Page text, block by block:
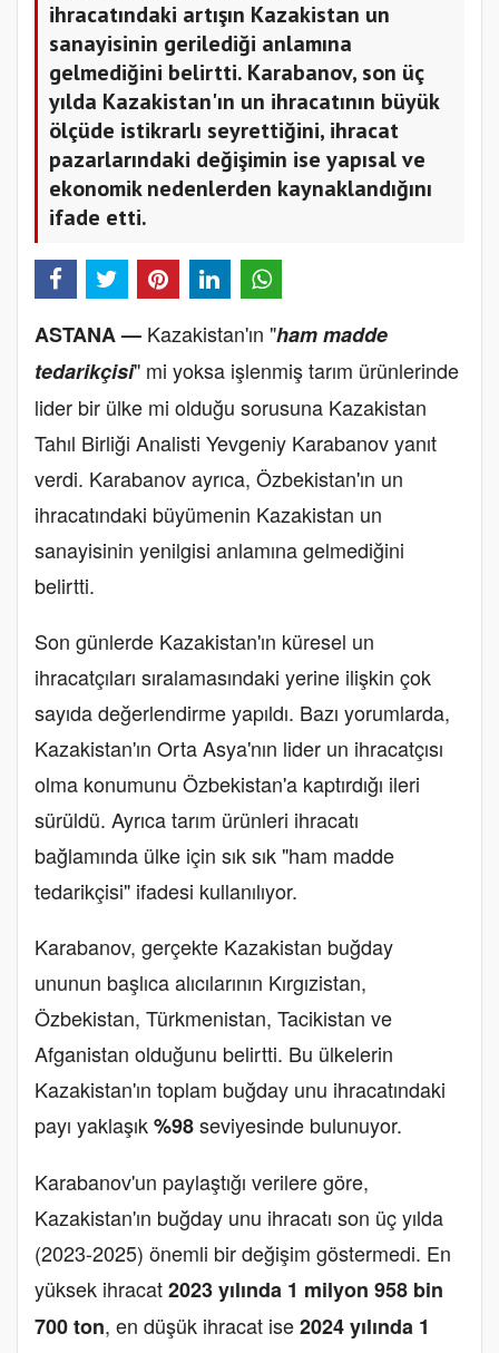
ihracatındaki artışın Kazakistan un
sanayisinin gerilediği anlamına
gelmediğini belirtti. Karabanov, son üç
yılda Kazakistan'ın un ihracatının büyük
ölçüde istikrarlı seyrettiğini, ihracat
pazarlarındaki değişimin ise yapısal ve
ekonomik nedenlerden kaynaklandığını
ifade etti.
ASTANA — Kazakistan'ın "ham madde
tedarikçisi" mi yoksa işlenmiş tarım ürünlerinde
lider bir ülke mi olduğu sorusuna Kazakistan
Tahıl Birliği Analisti Yevgeniy Karabanov yanıt
verdi. Karabanov ayrıca, Özbekistan'ın un
ihracatındaki büyümenin Kazakistan un
sanayisinin yenilgisi anlamına gelmediğini
belirtti.
Son günlerde Kazakistan'ın küresel un
ihracatçıları sıralamasındaki yerine ilişkin çok
sayıda değerlendirme yapıldı. Bazı yorumlarda,
Kazakistan'ın Orta Asya'nın lider un ihracatçısı
olma konumunu Özbekistan'a kaptırdığı ileri
sürüldü. Ayrıca tarım ürünleri ihracatı
bağlamında ülke için sık sık "ham madde
tedarikçisi" ifadesi kullanılıyor.
Karabanov, gerçekte Kazakistan buğday
ununun başlıca alıcılarının Kırgızistan,
Özbekistan, Türkmenistan, Tacikistan ve
Afganistan olduğunu belirtti. Bu ülkelerin
Kazakistan'ın toplam buğday unu ihracatındaki
payı yaklaşık%98seviyesinde bulunuyor.
Karabanov'un paylaştığı verilere göre,
Kazakistan'ın buğday unu ihracatı son üç yılda
(2023-2025) önemli bir değişim göstermedi. En
yüksek ihracat2023 yılında 1 milyon 958 bin
700 ton, en düşük ihracat ise2024 yılında 1